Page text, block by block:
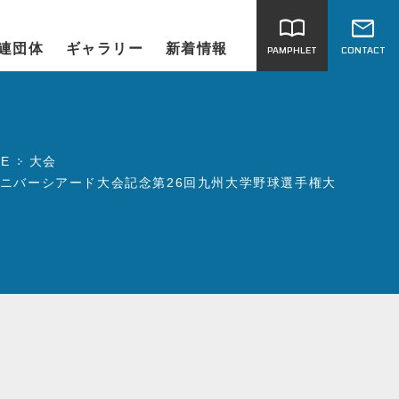
団体 ギャラリー 新着情報
import_contacts
PAMPHLET
mail
CONTACT
大会
バーシアード大会記念第26回九州大学野球選手権大